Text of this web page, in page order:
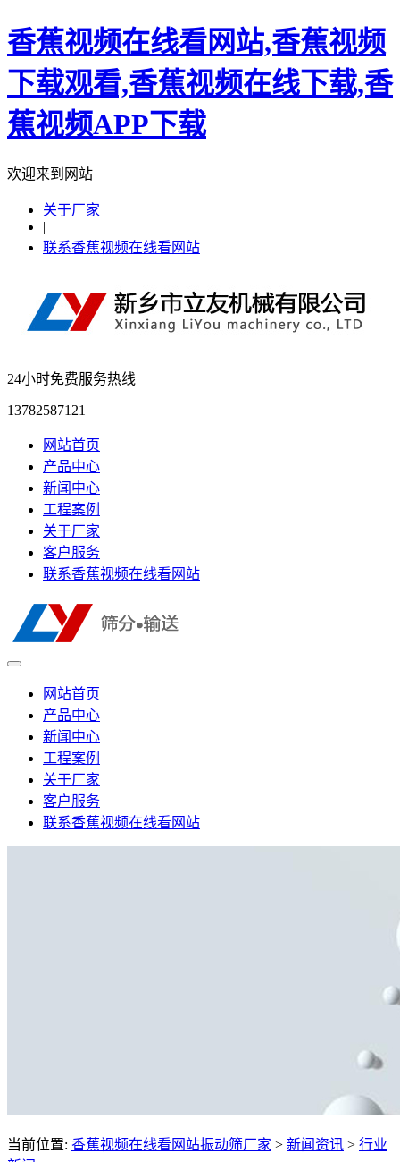
香蕉视频在线看网站,香蕉视频
下载观看,香蕉视频在线下载,香
蕉视频APP下载
欢迎来到网站
关于厂家
|
联系香蕉视频在线看网站
24小时免费服务热线
13782587121
网站首页
产品中心
新闻中心
工程案例
关于厂家
客户服务
联系香蕉视频在线看网站
网站首页
产品中心
新闻中心
工程案例
关于厂家
客户服务
联系香蕉视频在线看网站
当前位置: 香蕉视频在线看网站振动筛厂家 > 新闻资讯 > 行业